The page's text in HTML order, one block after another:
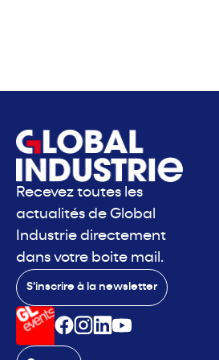
Recevez toutes les
actualités de Global
Industrie directement
dans votre boite mail.
S'inscrire à la newsletter